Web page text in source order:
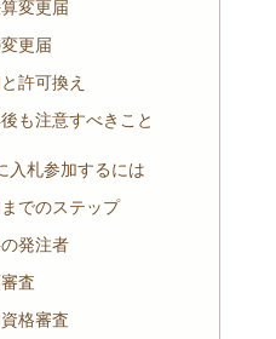
変更届
更届
許可換え
も注意すべきこと
入札参加するには
でのステップ
発注者
査
格審査